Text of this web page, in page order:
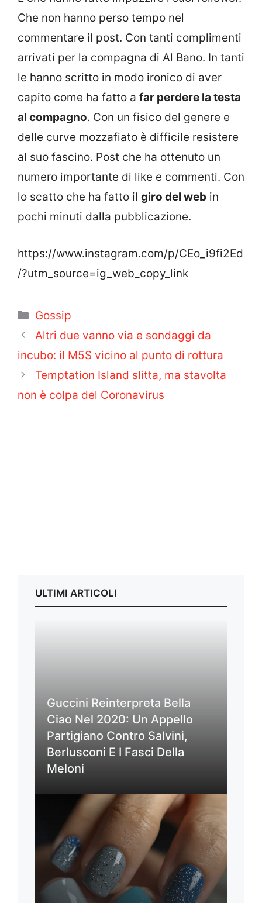
Che non hanno perso tempo nel
commentare il post. Con tanti complimenti
arrivati per la compagna di Al Bano. In tanti
le hanno scritto in modo ironico di aver
capito come ha fatto a far perdere la testa
al compagno. Con un fisico del genere e
delle curve mozzafiato è difficile resistere
al suo fascino. Post che ha ottenuto un
numero importante di like e commenti. Con
lo scatto che ha fatto il giro del web in
pochi minuti dalla pubblicazione.
https://www.instagram.com/p/CEo_i9fi2Ed
/?utm_source=ig_web_copy_link
Categorie
Gossip
Altri due vanno via e sondaggi da
incubo: il M5S vicino al punto di rottura
Temptation Island slitta, ma stavolta
non è colpa del Coronavirus
ULTIMI ARTICOLI
Guccini Reinterpreta Bella
Ciao Nel 2020: Un Appello
Partigiano Contro Salvini,
Berlusconi E I Fasci Della
Meloni